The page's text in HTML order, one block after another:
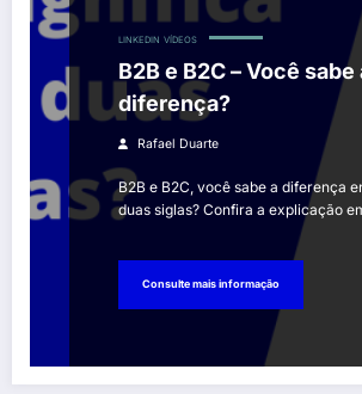
LINKEDIN VÍDEOS
B2B e B2C – Você sabe
diferença?
Rafael Duarte
B2B e B2C, você sabe a diferença
duas siglas? Confira a explicação
Consulte mais informação